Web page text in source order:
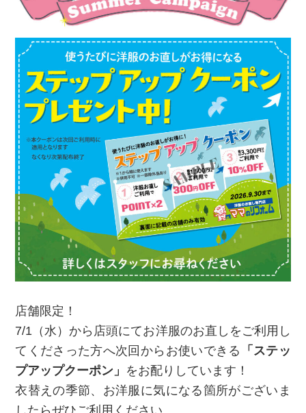
店舗限定！
7/1（水）から店頭にてお洋服のお直しをご利用し
てくださった方へ次回からお使いできる
「ステッ
プアップクーポン」 をお配りしています！
衣替えの季節、お洋服に気になる箇所がございま
したらぜひご利用ください。